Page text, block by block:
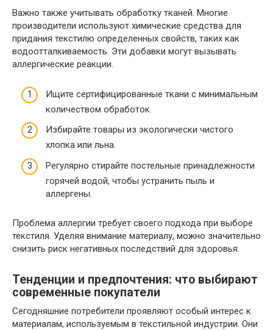
Важно также учитывать обработку тканей. Многие
производители используют химические средства для
придания текстилю определенных свойств, таких как
водоотталкиваемость. Эти добавки могут вызывать
аллергические реакции.
Ищите сертифицированные ткани с минимальным
количеством обработок.
Избирайте товары из экологически чистого
хлопка или льна.
Регулярно стирайте постельные принадлежности
горячей водой, чтобы устранить пыль и
аллергены.
Проблема аллергии требует своего подхода при выборе
текстиля. Уделяя внимание материалу, можно значительно
снизить риск негативных последствий для здоровья.
Тенденции и предпочтения: что выбирают
современные покупатели
Сегодняшние потребители проявляют особый интерес к
материалам, используемым в текстильной индустрии. Они